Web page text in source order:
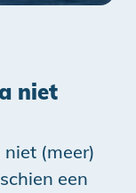
niet
(meer)
een